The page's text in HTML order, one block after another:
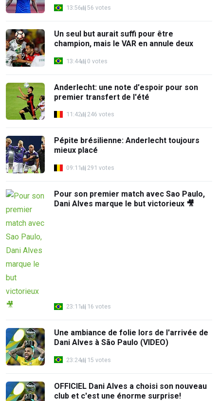
13:56 56 votes
Un seul but aurait suffi pour être
champion, mais le VAR en annule deux
13:44 0 votes
Anderlecht: une note d'espoir pour son
premier transfert de l'été
11:42 246 votes
Pépite brésilienne: Anderlecht toujours
mieux placé
09:11 291 votes
Pour son premier match avec Sao Paulo,
Dani Alves marque le but victorieux 🎥
23:11 16 votes
Une ambiance de folie lors de l'arrivée de
Dani Alves à São Paulo (VIDEO)
23:24 15 votes
OFFICIEL Dani Alves a choisi son nouveau
club et c'est une énorme surprise!